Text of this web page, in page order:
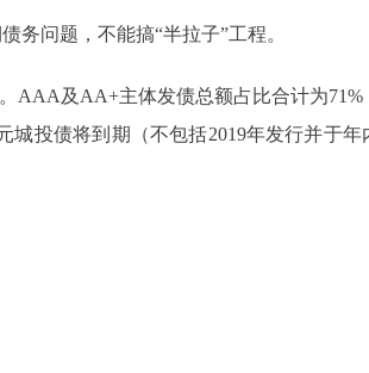
务问题，不能搞“半拉子”工程。
AAA及AA+主体发债总额占比合计为71%
城投债将到期（不包括2019年发行并于年